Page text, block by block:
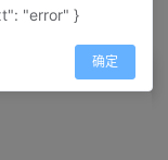
"error" }
确定